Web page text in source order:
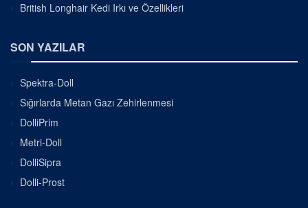
British Longhair Kedi Irkı ve Özellikleri
SON YAZILAR
Spektra-Doll
Sığırlarda Metan Gazı Zehirlenmesi
DolliPrim
Metri-Doll
DolliSipra
Dolli-Prost